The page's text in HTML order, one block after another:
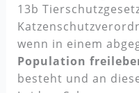
13b
wenn in einem
Population
besteht und an